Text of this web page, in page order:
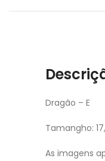
Dragão – E
Tamangho:
As imagens